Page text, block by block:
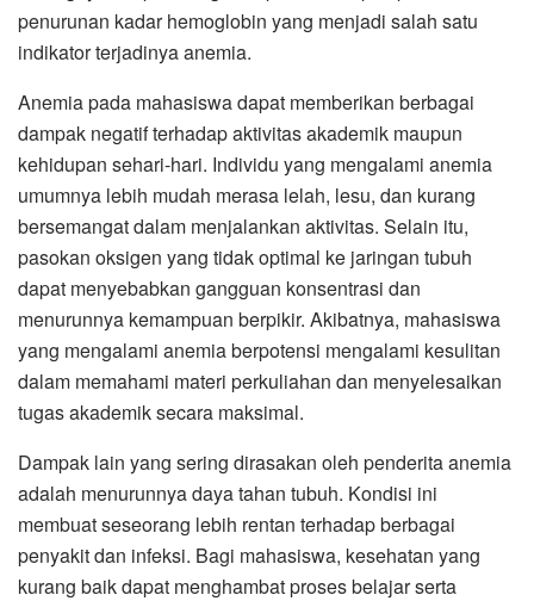
penurunan kadar hemoglobin yang menjadi salah satu
indikator terjadinya anemia.
Anemia pada mahasiswa dapat memberikan berbagai
dampak negatif terhadap aktivitas akademik maupun
kehidupan sehari-hari. Individu yang mengalami anemia
umumnya lebih mudah merasa lelah, lesu, dan kurang
bersemangat dalam menjalankan aktivitas. Selain itu,
pasokan oksigen yang tidak optimal ke jaringan tubuh
dapat menyebabkan gangguan konsentrasi dan
menurunnya kemampuan berpikir. Akibatnya, mahasiswa
yang mengalami anemia berpotensi mengalami kesulitan
dalam memahami materi perkuliahan dan menyelesaikan
tugas akademik secara maksimal.
Dampak lain yang sering dirasakan oleh penderita anemia
adalah menurunnya daya tahan tubuh. Kondisi ini
membuat seseorang lebih rentan terhadap berbagai
penyakit dan infeksi. Bagi mahasiswa, kesehatan yang
kurang baik dapat menghambat proses belajar serta